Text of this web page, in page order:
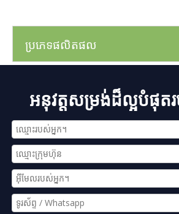
ប្រភេទផលិតផល
អនុវត្តសម្រង់ដ៏ល្អបំផុ